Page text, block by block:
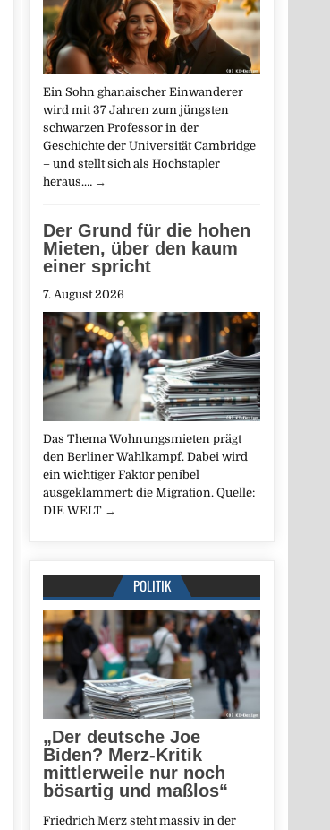
Ein Sohn ghanaischer Einwanderer
wird mit 37 Jahren zum jüngsten
schwarzen Professor in der
Geschichte der Universität Cambridge
– und stellt sich als Hochstapler
heraus.… →
Der Grund für die hohen
Mieten, über den kaum
einer spricht
7. August 2026
Das Thema Wohnungsmieten prägt
den Berliner Wahlkampf. Dabei wird
ein wichtiger Faktor penibel
ausgeklammert: die Migration. Quelle:
DIE WELT →
POLITIK
„Der deutsche Joe
Biden? Merz-Kritik
mittlerweile nur noch
bösartig und maßlos“
Friedrich Merz steht massiv in der